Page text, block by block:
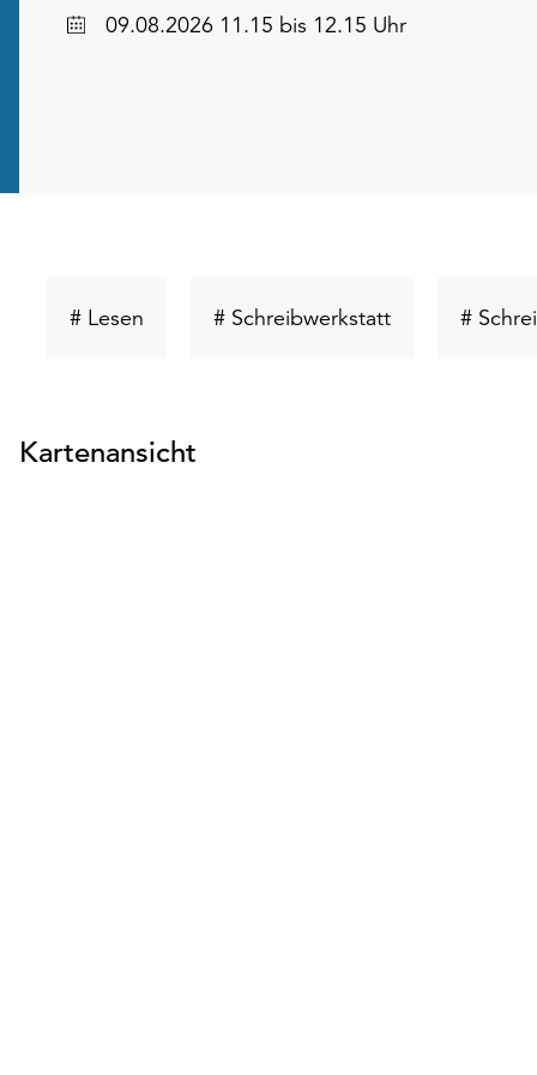
Datum09.08.2026 11.15 bis 12.15 Uhr
# LesenSchlüsselwort# SchreibwerkstattSchlüsselwort
#
Kartenansicht